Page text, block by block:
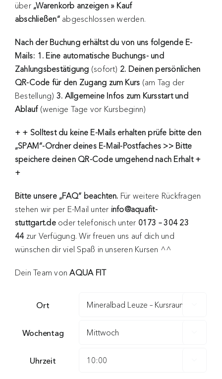
über „Warenkorb anzeigen » Kauf
abschließen“abgeschlossen werden.
Nach der Buchung erhältst du von uns folgende E-
Mails: 1. Eine automatische Buchungs- und
Zahlungsbestätigung (sofort) 2. Deinen persönlichen
QR-Code für den Zugang zum Kurs (am Tag der
Bestellung) 3. Allgemeine Infos zum Kursstart und
Ablauf (wenige Tage vor Kursbeginn)
+ + Solltest du keine E-Mails erhalten prüfe bitte den
„SPAM“-Ordner deines E-Mail-Postfaches >> Bitte
speichere deinen QR-Code umgehend nach Erhalt +
+
Bitte unsere „FAQ“ beachten. Für weitere Rückfragen
stehen wir per E-Mail unter info@aquafit-
stuttgart.deoder telefonisch unter 0173 – 304 23
44zur Verfügung. Wir freuen uns auf dich und
wünschen dir viel Spaß in unseren Kursen ^^
Dein Team vonAQUA FIT
Ort
Wochentag
Uhrzeit